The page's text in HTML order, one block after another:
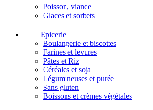
Poisson, viande
Glaces et sorbets
Epicerie
Boulangerie et biscottes
Farines et levures
Pâtes et Riz
Céréales et soja
Légumineuses et purée
Sans gluten
Boissons et crèmes végétales